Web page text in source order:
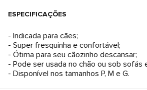
ESPECIFICAÇÕES
- Indicada para cães;
- Super fresquinha e confortável;
- Ótima para seu cãozinho descansar;
- Pode ser usada no chão ou sob sofás
- Disponível nos tamanhos P, M e G.